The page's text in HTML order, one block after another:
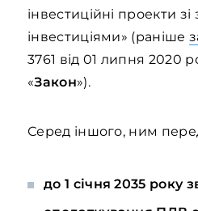
інвестиційні проекти
інвестиціями» (раніше
3761 від 01 липня 2020
«Закон»).
Серед іншого, ним
до 1 січня 2035 року